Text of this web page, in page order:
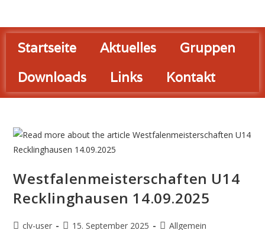
Startseite Aktuelles
Gruppen
Downloads
Links Kontakt
Westfalenmeisterschaften U14
Recklinghausen 14.09.2025
clv-user 15. September 2025 Allgemein